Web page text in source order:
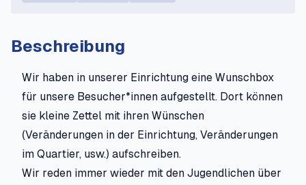
Beschreibung
Wir haben in unserer Einrichtung eine Wunschbox
für unsere Besucher*innen aufgestellt. Dort können
sie kleine Zettel mit ihren Wünschen
(Veränderungen in der Einrichtung, Veränderungen
im Quartier, usw.) aufschreiben.
Wir reden immer wieder mit den Jugendlichen über